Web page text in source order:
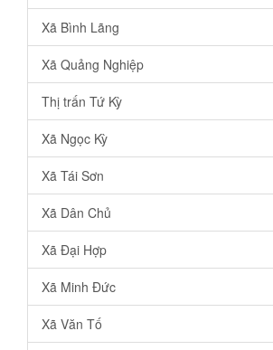
Xã Bình Lãng
Xã Quảng Nghiệp
Thị trấn Tứ Kỳ
Xã Ngọc Kỳ
Xã Tái Sơn
Xã Dân Chủ
Xã Đại Hợp
Xã Minh Đức
Xã Văn Tố